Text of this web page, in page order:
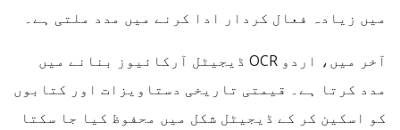
میں زیادہ فعال کردار ادا کرنے میں مدد ملتی ہے۔
آخر میں، اردو OCR ڈیجیٹل آرکائیوز بنانے میں
مدد کرتا ہے۔ قیمتی تاریخی دستاویزات اور کتابوں
کو اسکین کر کے ڈیجیٹل شکل میں محفوظ کیا جا سکتا